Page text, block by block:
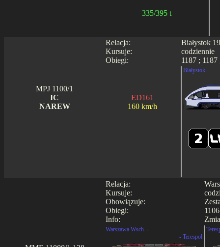
335/395 t
Relacja:
Kursuje:
Obiegi:
Białystok
codziennie
1187 ; 1187
MPJ 1100/1
IC
NAREW
ED161
160 km/h
Białystok -
Relacja:
Kursuje:
Obowiązuje:
Obiegi:
Info:
Warszawa Wsch. -
- Terespol